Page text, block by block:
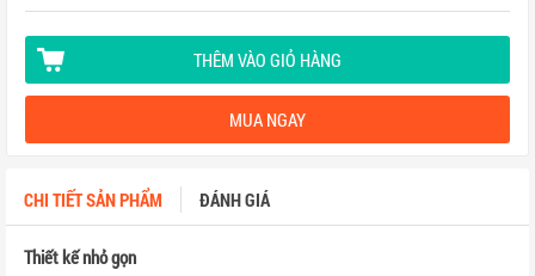
THÊM VÀO GIỎ HÀNG
MUA NGAY
CHI TIẾT SẢN PHẨM ĐÁNH GIÁ
Thiết kế nhỏ gọn